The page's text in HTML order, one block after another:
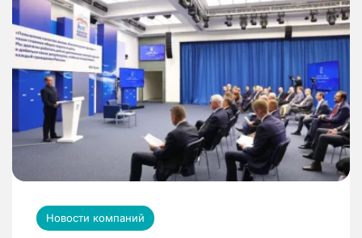
Новости компаний